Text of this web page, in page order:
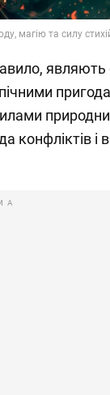
магію та силу
і